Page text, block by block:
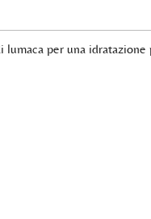
lumaca per una idratazione